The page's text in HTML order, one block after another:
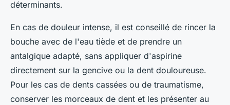
déterminants.
En cas de douleur intense, il est conseillé de rincer la
bouche avec de l'eau tiède et de prendre un
antalgique adapté, sans appliquer d'aspirine
directement sur la gencive ou la dent douloureuse.
Pour les cas de dents cassées ou de traumatisme,
conserver les morceaux de dent et les présenter au